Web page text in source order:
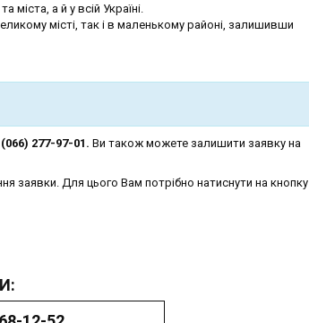
міста, а й у всій Україні.
місті, так і в маленькому районі, залишивши
277-97-01. Ви також можете залишити заявку на
заявки. Для цього Вам потрібно натиснути на кнопку